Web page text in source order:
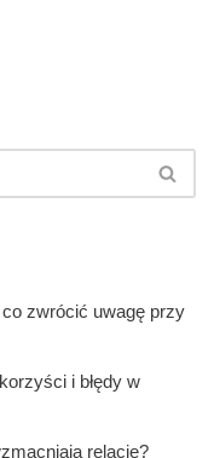
zwrócić uwagę przy
i błędy w
relacje?